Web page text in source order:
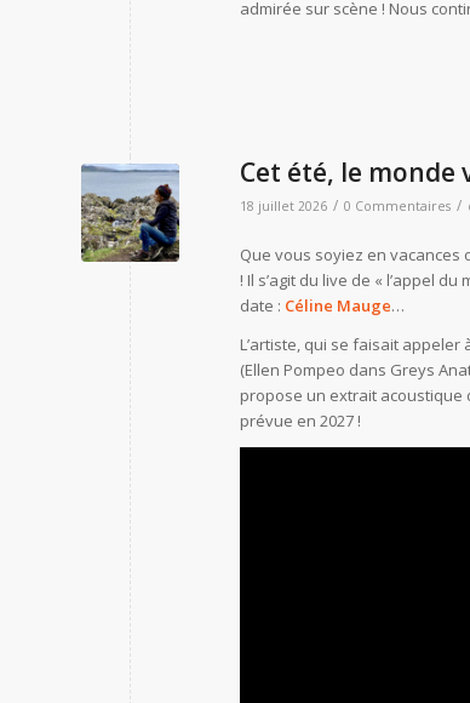
admirée sur scène ! Nous
Cet été, le monde
18 juillet 2026 / 0 Commentaires /
Que vous soyiez en vacances
! Il s’agit du live de « l’appel
date : Céline Mauge…
L’artiste, qui se faisait
(Ellen Pompeo dans Greys
propose un extrait acoustique
prévue en 2027 !